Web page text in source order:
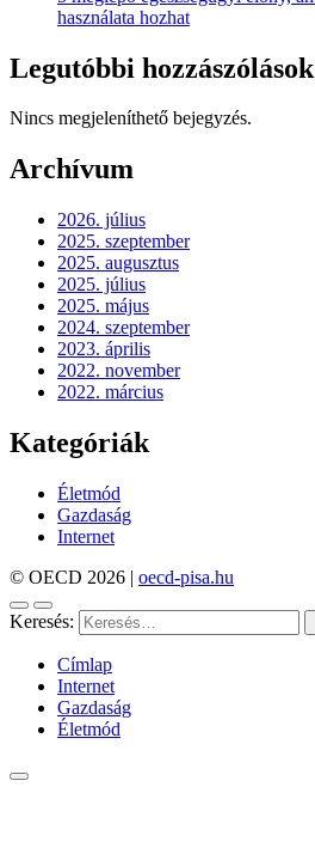
használata hozhat
Legutóbbi hozzászólások
Nincs megjeleníthető bejegyzés.
Archívum
2026. július
2025. szeptember
2025. augusztus
2025. július
2025. május
2024. szeptember
2023. április
2022. november
2022. március
Kategóriák
Életmód
Gazdaság
Internet
© OECD 2026 | oecd-pisa.hu
Keresés:
Címlap
Internet
Gazdaság
Életmód